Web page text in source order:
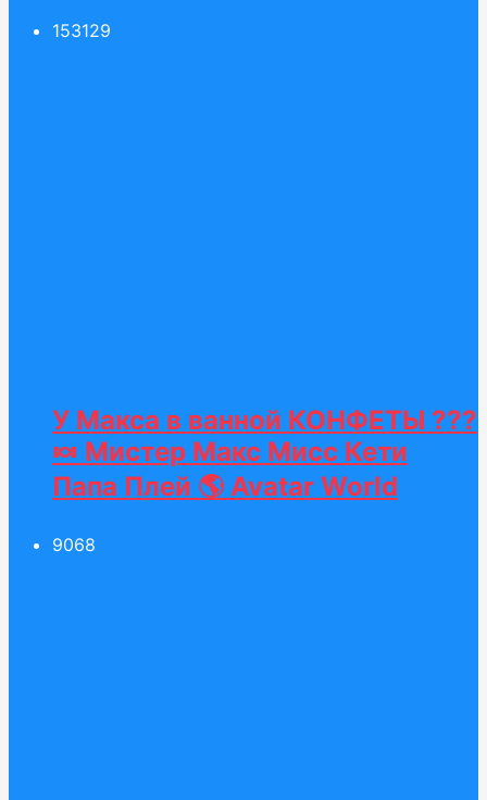
153129
У Макса в ванной КОНФЕТЫ ???
🍬 Мистер Макс Мисс Кети
Папа Плей 🌎 Avatar World
9068